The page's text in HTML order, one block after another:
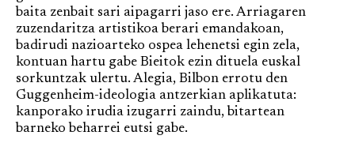
baita zenbait sari aipagarri jaso ere. Arriagaren
zuzendaritza artistikoa berari emandakoan,
badirudi nazioarteko ospea lehenetsi egin zela,
kontuan hartu gabe Bieitok ezin dituela euskal
sorkuntzak ulertu. Alegia, Bilbon errotu den
Guggenheim-ideologia antzerkian aplikatuta:
kanporako irudia izugarri zaindu, bitartean
barneko beharrei eutsi gabe.